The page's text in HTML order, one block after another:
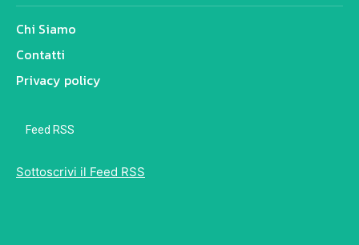
Chi Siamo
Contatti
Privacy policy
Feed RSS
Sottoscrivi il Feed RSS